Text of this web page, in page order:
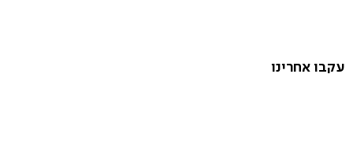
עקבו אחרינו